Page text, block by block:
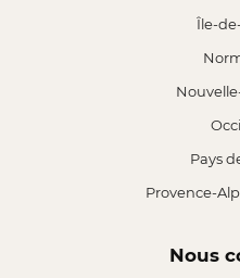
Île-
Pays
Provence-
Nous